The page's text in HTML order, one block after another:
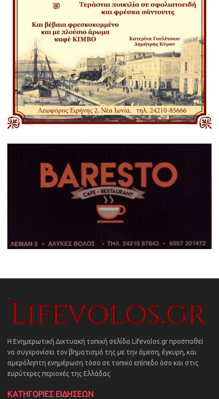
Η Ενημερωτική Δικτυακή τοπική σελίδα Lifevolos.gr προσπαθεί
να συγχρονίσει τον βηματισμό της με την άμεση, έγκυρη, και
αμερόληπτη ενημέρωση τόσο σε τοπικό επίπεδο όσο και στις
ευρύτερες περιοχές της Ελλάδας
ΚΑΤΗΓΟΡΙΕΣ ΕΙΔΗΣΕΩΝ